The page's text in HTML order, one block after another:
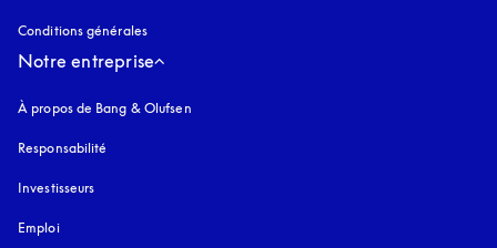
Conditions générales
Notre entreprise
À propos de Bang & Olufsen
Responsabilité
Investisseurs
Emploi